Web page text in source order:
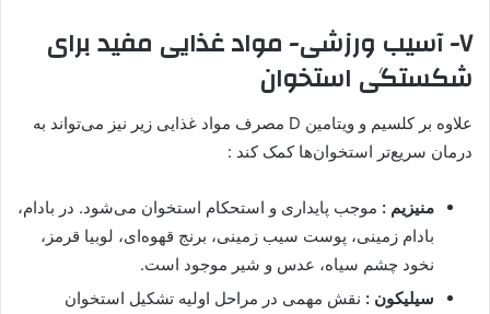
۷- آسیب ورزشی- مواد غذایی مفید برای
شکستگی استخوان
علاوه بر کلسیم و ویتامین D مصرف مواد غذایی زیر نیز می‌تواند به
درمان سریع‌تر استخوان‌ها کمک کند :
منیزیم : موجب پایداری و استحکام استخوان می‌شود. در بادام،
بادام زمینی، پوست سیب زمینی، برنج قهوه‌ای، لوبیا قرمز،
نخود چشم سیاه، عدس و شیر موجود است.
سیلیکون : نقش مهمی در مراحل اولیه تشکیل استخوان